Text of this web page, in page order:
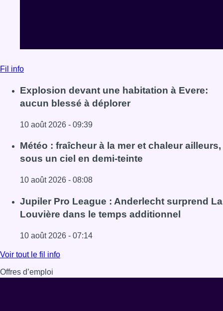
Fil info
Explosion devant une habitation à Evere:
aucun blessé à déplorer
10 août 2026 - 09:39
Lire l'article Explosion devant une habitation à Evere:
Météo : fraîcheur à la mer et chaleur ailleurs,
sous un ciel en demi-teinte
10 août 2026 - 08:08
Lire l'article Météo : fraîcheur à la mer et chaleur ailleurs,
Jupiler Pro League : Anderlecht surprend La
Louvière dans le temps additionnel
10 août 2026 - 07:14
Lire l'article Jupiler Pro League : Anderlecht surprend La
Voir tout le fil info
Offres d’emploi